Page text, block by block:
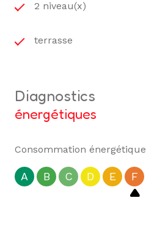
2 niveau(x)
terrasse
diagnostics
énergétiques
Consommation énergétique
A B C D E F